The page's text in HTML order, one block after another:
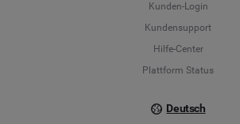
Kunden-Login
Kundensupport
Hilfe-Center
Plattform Status
Deutsch